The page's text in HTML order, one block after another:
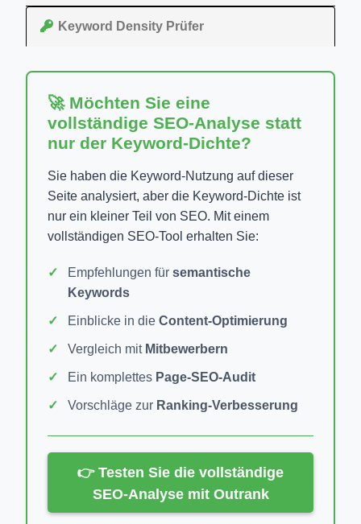
Keyword Density Prüfer
🚀 Möchten Sie eine
vollständige SEO-Analyse statt
nur der Keyword-Dichte?
Sie haben die Keyword-Nutzung auf dieser
Seite analysiert, aber die Keyword-Dichte ist
nur ein kleiner Teil von SEO. Mit einem
vollständigen SEO-Tool erhalten Sie:
Empfehlungen für semantische
Keywords
Einblicke in die Content-Optimierung
Vergleich mit Mitbewerbern
Ein komplettes Page-SEO-Audit
Vorschläge zur Ranking-Verbesserung
👉 Testen Sie die vollständige
SEO-Analyse mit Outrank